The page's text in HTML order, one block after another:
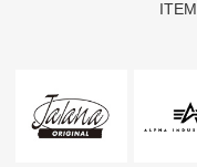
ITEM